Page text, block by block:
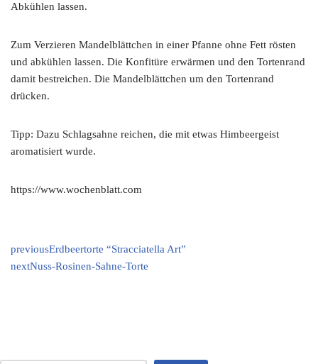
Abkühlen lassen.
Zum Verzieren Mandelblättchen in einer Pfanne ohne Fett rösten
und abkühlen lassen. Die Kon­fitüre erwärmen und den Tortenrand
damit be­streichen. Die Mandelblättchen um den Tortenrand
drücken.
Tipp: Dazu Schlagsahne reichen, die mit etwas Himbeergeist
aromatisiert wurde.
https://www.wochenblatt.com
previousErdbeertorte “Stracciatella Art”
nextNuss-Rosinen-Sahne-Torte